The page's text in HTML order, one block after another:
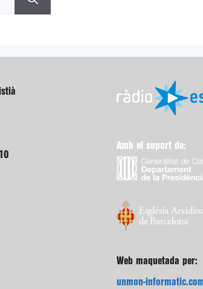
Amb el suport de:
Web maquetada per:
unmon-